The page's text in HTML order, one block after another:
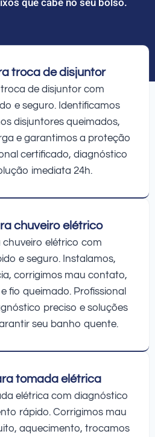
troca de disjuntor
de disjuntor com
e seguro. Identificamos
disjuntores queimados,
e garantimos a proteção
certificado, diagnóstico
imediata 24h.
chuveiro elétrico
chuveiro elétrico com
e seguro. Instalamos,
corrigimos mau contato,
fio queimado. Profissional
preciso e soluções
seu banho quente.
tomada elétrica
elétrica com diagnóstico
rápido. Corrigimos mau
aquecimento, trocamos